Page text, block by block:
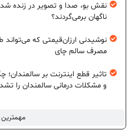
مهمترین
نقش بو، صدا و تصویر در زنده
ناگهان برمی‌گردند؟
نوشیدنی ارزان‌قیمتی که
مصرف سالم چای
تاثیر قطع اینترنت بر سالمندان؛
و مشکلات درمانی سالمندان را